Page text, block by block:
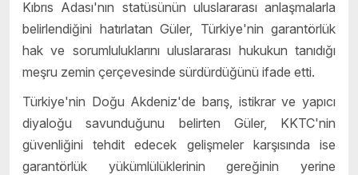
Kıbrıs Adası'nın statüsünün uluslararası anlaşmalarla
belirlendiğini hatırlatan Güler, Türkiye'nin garantörlük
hak ve sorumluluklarını uluslararası hukukun tanıdığı
meşru zemin çerçevesinde sürdürdüğünü ifade etti.
Türkiye'nin Doğu Akdeniz'de barış, istikrar ve yapıcı
diyaloğu savunduğunu belirten Güler, KKTC'nin
güvenliğini tehdit edecek gelişmeler karşısında ise
garantörlük yükümlülüklerinin gereğinin yerine